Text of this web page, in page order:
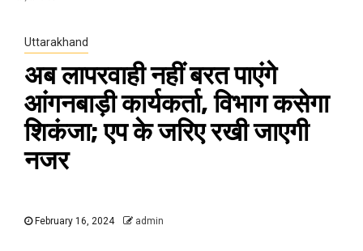
Uttarakhand
अब लापरवाही नहीं बरत पाएंगे
आंगनबाड़ी कार्यकर्ता, विभाग कसेगा
शिकंजा; एप के जरिए रखी जाएगी
नजर
February 16, 2024 admin